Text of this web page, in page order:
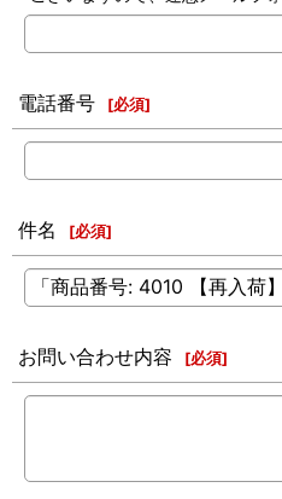
電話番号 [必須]
件名 [必須]
お問い合わせ内容 [必須]